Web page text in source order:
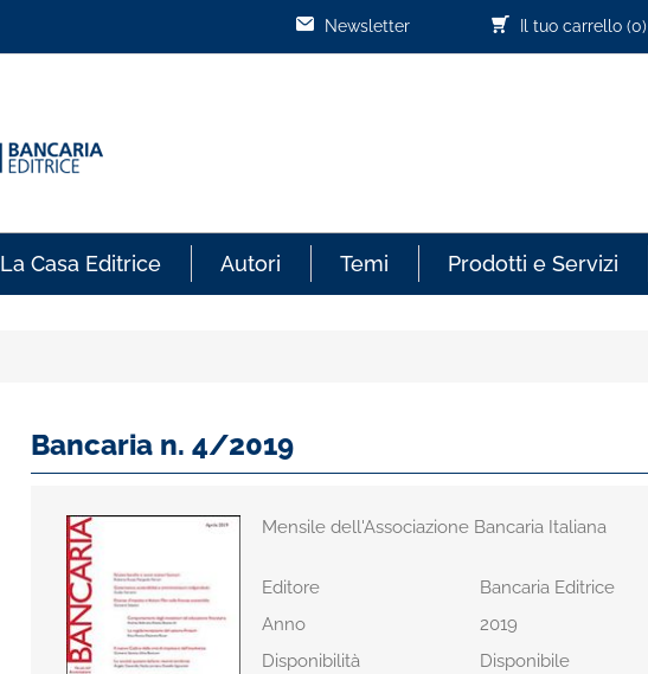
Il tuo carrello (0)
Newsletter
La Casa Editrice Autori Temi Prodotti e Servizi
Bancaria n. 4/2019
Mensile dell'Associazione Bancaria Italiana
Editore
Bancaria Editrice
Anno
2019
Disponibilità
Disponibile